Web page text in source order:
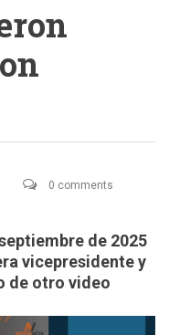
0 comments
de 2025
vicepresidente y
de otro video